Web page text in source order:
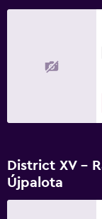
Muebles de
Área de picnic
District XV -
Újpalota